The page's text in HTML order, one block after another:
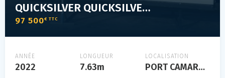
QUICKSILVER QUICKSILVER 805 CRUISER
97 500€ TTC
ANNÉE
2022
LONGUEUR
7.63m
LOCALISATION
PORT CAMARGUE